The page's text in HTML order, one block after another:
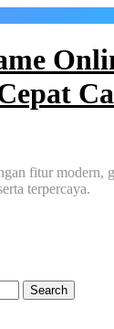
fitur modern,
terpercaya.